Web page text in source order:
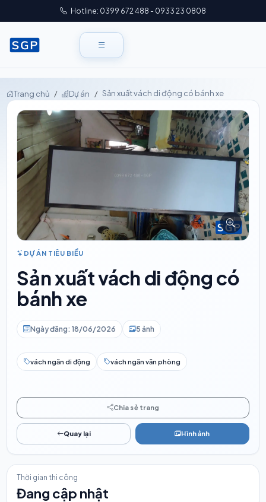
Hotline: 0399 672 488 - 0933 23 0808
Trang chủ Dự án Sản xuất vách di động có bánh xe
DỰ ÁN TIÊU BIỂU
Sản xuất vách di động có
bánh xe
Ngày đăng: 18/06/2026 5 ảnh
vách ngăn di động vách ngăn văn phòng
Chia sẻ trang
Quay lại Hình ảnh
Thời gian thi công
Đang cập nhật